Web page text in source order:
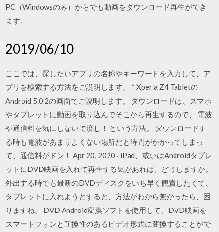
PC（Windowsのみ）からでも動画をダウンロード再生ができ
ます。
2019/06/10
ここでは、探したいアプリの名称やキーワードを入力して、ア
プリを検索する方法をご説明します。 * Xperia Z4 Tabletの
Android 5.0.2の画面でご説明します。 ダウンロードは、スマホ
やタブレットに動画を取り込んでそこから再生するので、 電波
や通信料を気にしないで済む！ という方法。 ダウンロードす
る時も電波があまりよくない場所だと時間がかかってしまっ
て、通信料がドン！ Apr 20, 2020 · iPad、或いはAndroidタブレ
ットにDVD映画を入れて再生する気があれば、どうしますか。
外出する時でも最新のDVDディスクをいち早く観賞したくて、
タブレットに入れようとすると、方法がわから無かったら、困
りますね。 DVD Android変換ソフトを使用して、DVD映画を
スマートフォンと互換性のあるビデオ形式に変換することがで